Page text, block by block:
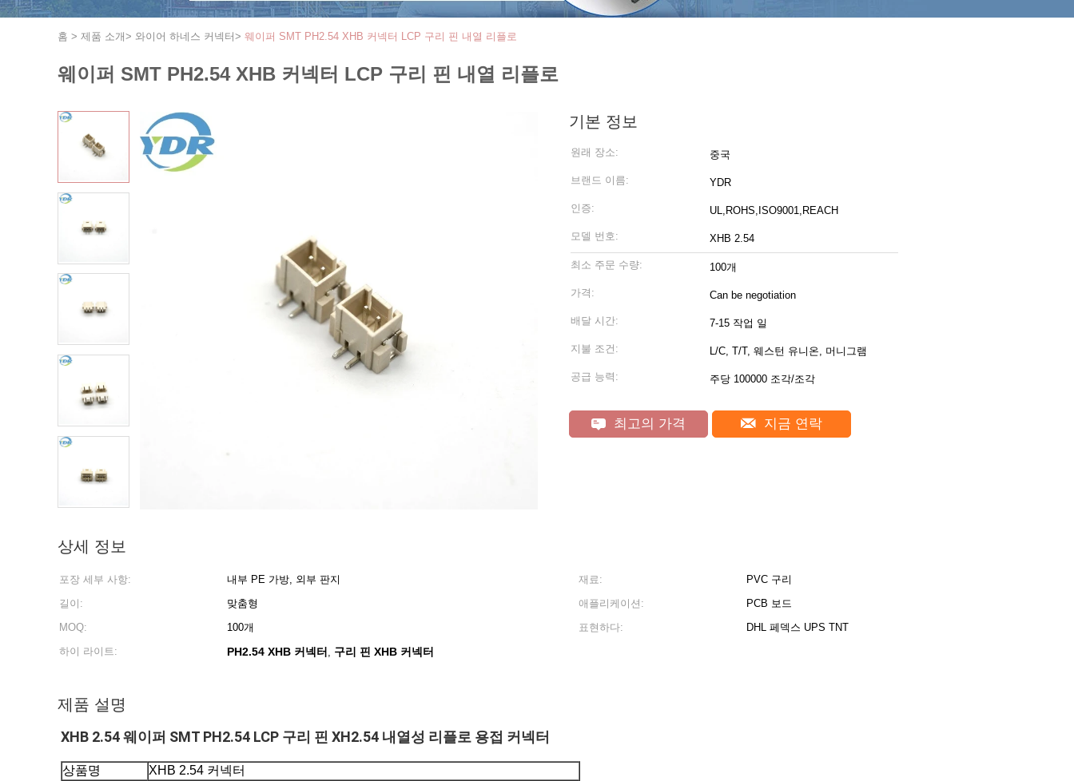
홈 > 제품 소개> 와이어 하네스 커넥터> 웨이퍼 SMT PH2.54 XHB 커넥터 LCP 구리 핀 내열 리플로
웨이퍼 SMT PH2.54 XHB 커넥터 LCP 구리 핀 내열 리플로
기본 정보
원래 장소: 중국
브랜드 이름: YDR
인증: UL,ROHS,ISO9001,REACH
모델 번호: XHB 2.54
최소 주문 수량: 100개
가격: Can be negotiation
배달 시간: 7-15 작업 일
지불 조건: L/C, T/T, 웨스턴 유니온, 머니그램
공급 능력: 주당 100000 조각/조각
최고의 가격 지금 연락
상세 정보
포장 세부 사항: 내부 PE 가방, 외부 판지 재료:
PVC 구리
길이:
맞춤형 애플리케이션:
PCB 보드
MOQ:
100개 표현하다:
DHL 페덱스 UPS TNT
하이 라이트:
PH2.54 XHB 커넥터 , 구리 핀 XHB 커넥터
제품 설명
XHB 2.54 웨이퍼 SMT PH2.54 LCP 구리 핀 XH2.54 내열성 리플로 용접 커넥터
상품명
XHB 2.54 커넥터